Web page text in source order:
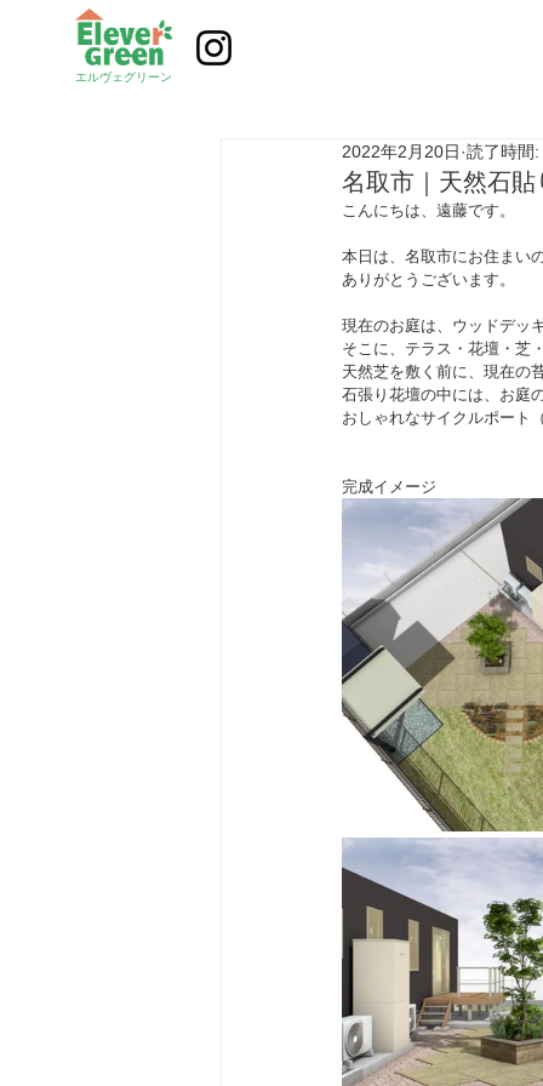
エルヴェグリーン
名取市｜天然石
2022年2月20日 読了時間
こんにちは、遠藤です。
本日は、名取市にお住まい
ありがとうございます。
現在のお庭は、ウッドデッ
そこに、テラス・花壇・芝
天然芝を敷く前に、現在の
石張り花壇の中には、お庭
おしゃれなサイクルポート
完成イメージ